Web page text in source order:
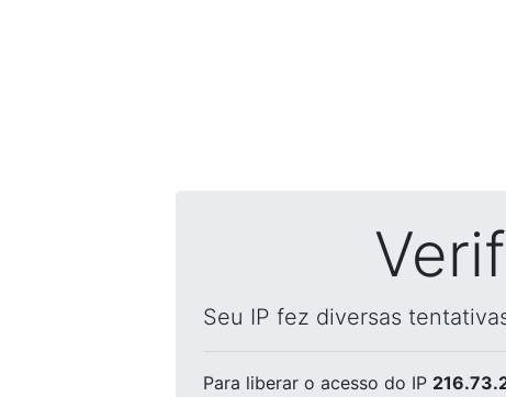
Seu IP fez diversas
Para liberar o acesso do IP